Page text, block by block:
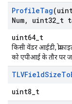
ProfileTag
Num, uint32 t
uint64_t
किसी वेंडर आईडी,
को एपीआई के तौर पर
TLVFieldSizeTo
uint8_t